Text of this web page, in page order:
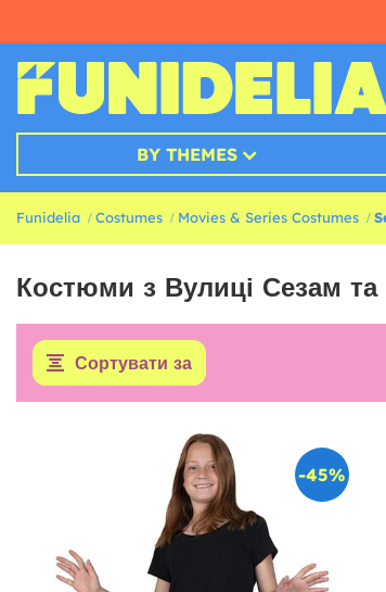
BY THEMES
Funidelia Costumes Movies & Series Costumes
Костюми з Вулиці Сезам
Сортувати за
-45%